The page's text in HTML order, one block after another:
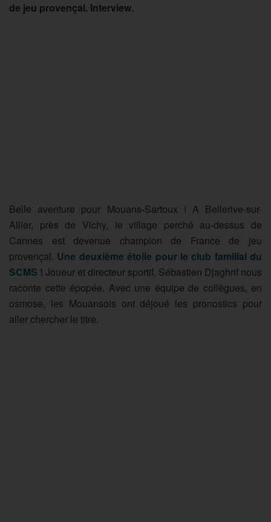
de jeu provençal. Interview.
Belle aventure pour Mouans-Sartoux ! A Bellerive-sur-
Allier, près de Vichy, le village perché au-dessus de
Cannes est devenue champion de France de jeu
provençal. Une deuxième étoile pour le club familial du
SCMS ! Joueur et directeur sportif, Sébastien Djaghrif nous
raconte cette épopée. Avec une équipe de collègues, en
osmose, les Mouansois ont déjoué les pronostics pour
aller chercher le titre.